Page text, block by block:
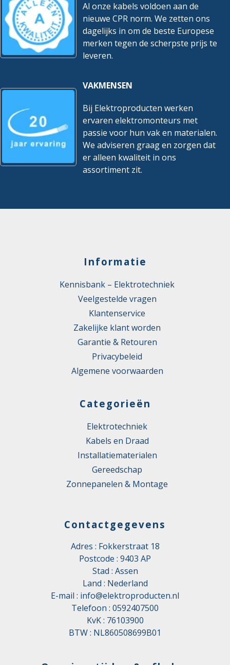
Al onze kabels voldoen aan de
nieuwe CPR norm. We zetten ons
dagelijks in om de beste Europese
merken tegen de scherpste prijs te
leveren.
VAKMENSEN
Bij Elektroproducten werken
ervaren elektromonteurs met
passie voor hun vak en materialen.
We adviseren graag en zorgen dat
er alleen kwaliteit in ons
assortiment zit.
Informatie
Kennisbank – Elektrotechniek
Veelgestelde vragen
Klantenservice
Zakelijke klant worden
Garantie & Retouren
Privacybeleid
Algemene voorwaarden
Categorieën
Elektrotechniek
Kabels en Draad
Installatiematerialen
Gereedschap
Zonnepanelen & Montage
Contactgegevens
Adres : Fokkerstraat 18
Postcode : 9403 AP
Stad : Assen
Land : Nederland
E-mail : info@elektroproducten.nl
Telefoon : 0592407500
KvK : 76103900
BTW : NL860508699B01